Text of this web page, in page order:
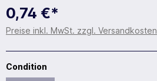
0,74 €*
Preise inkl. MwSt. zzgl. Versandkosten
Condition